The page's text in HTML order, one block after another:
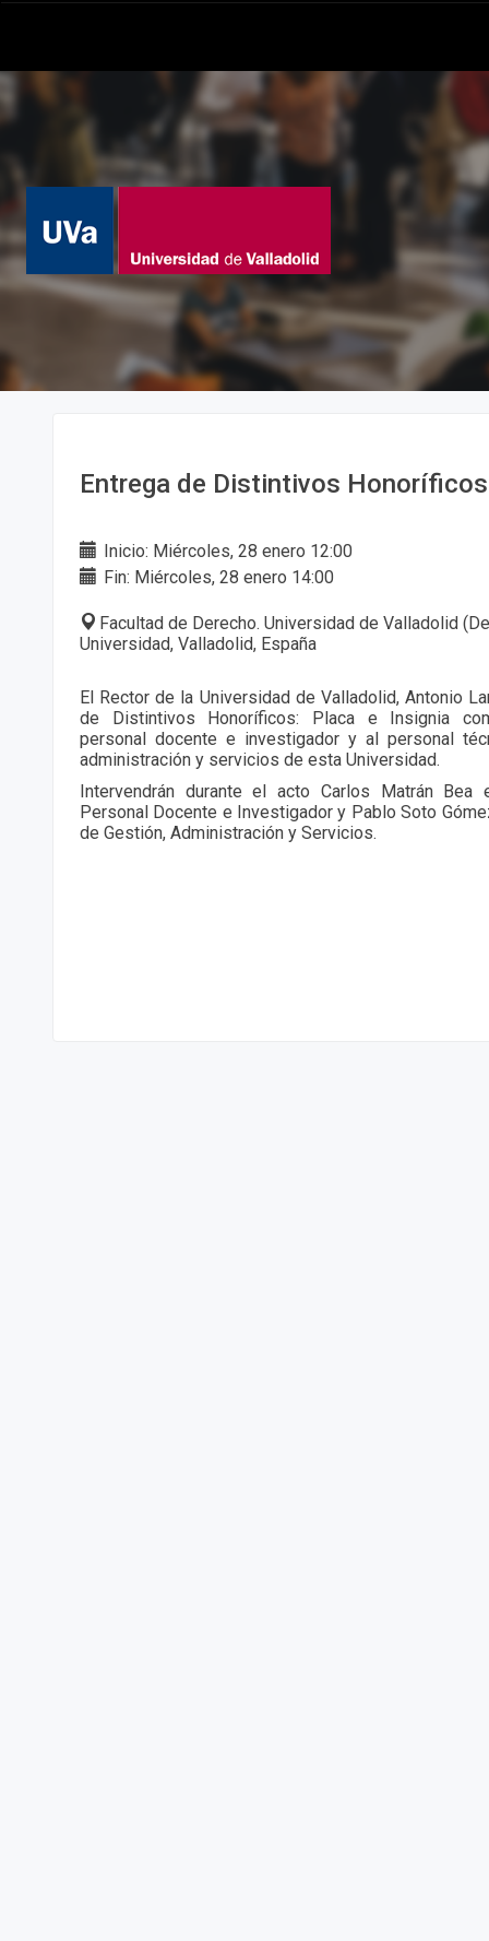
Entrega de Distintivos
Inicio: Miércoles, 28 enero 12:00
Fin: Miércoles, 28 enero 14:00
Facultad de Derecho. Universidad de Valladolid
Universidad, Valladolid, España
El Rector de la Universidad de Valladolid, Antonio
de Distintivos Honoríficos: Placa e Insignia
personal docente e investigador y al personal
administración y servicios de esta Universidad.
Intervendrán durante el acto Carlos Matrán Bea
Personal Docente e Investigador y Pablo Soto
de Gestión, Administración y Servicios.